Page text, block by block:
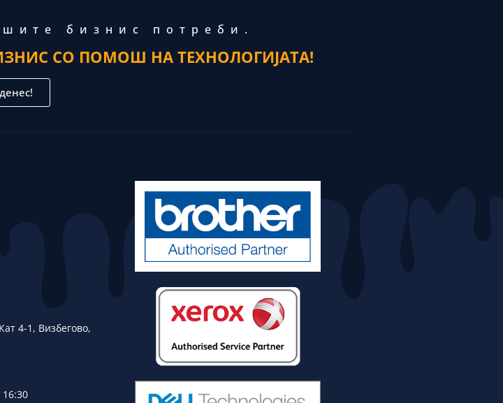
бизнис потреби.
СО ПОМОШ НА ТЕХНОЛОГИЈАТА!
4-1, Визбегово,
16:30